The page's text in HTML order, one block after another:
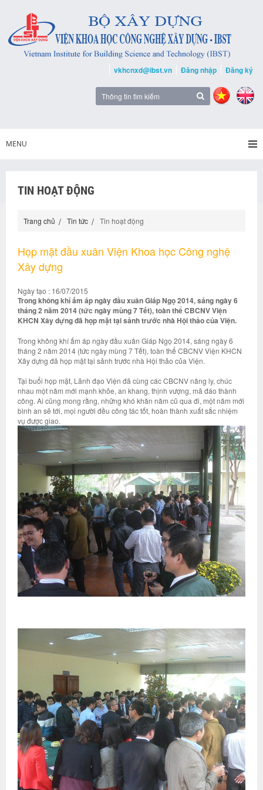
vkhcnxd@ibst.vn Đăng nhập Đăng ký
MENU
TIN HOẠT ĐỘNG
Trang chủ Tin tức Tin hoạt động
Họp mặt đầu xuân Viện Khoa học Công nghệ
Xây dựng
Ngày tạo : 16/07/2015
Trong không khí ấm áp ngày đầu xuân Giáp Ngọ 2014, sáng ngày 6
tháng 2 năm 2014 (tức ngày mùng 7 Tết), toàn thể CBCNV Viện
KHCN Xây dựng đã họp mặt tại sảnh trước nhà Hội thảo của Viện.
Trong không khí ấm áp ngày đầu xuân Giáp Ngọ 2014, sáng ngày 6
tháng 2 năm 2014 (tức ngày mùng 7 Tết), toàn thể CBCNV Viện KHCN
Xây dựng đã họp mặt tại sảnh trước nhà Hội thảo của Viện.
Tại buổi họp mặt, Lãnh đạo Viện đã cùng các CBCNV nâng ly, chúc
nhau một năm mới mạnh khỏe, an khang, thịnh vượng, mã đáo thành
công. Ai cũng mong rằng, những khó khăn năm cũ qua đi, một năm mới
bình an sẽ tới, mọi người đều công tác tốt, hoàn thành xuất sắc nhiệm
vụ được giao.